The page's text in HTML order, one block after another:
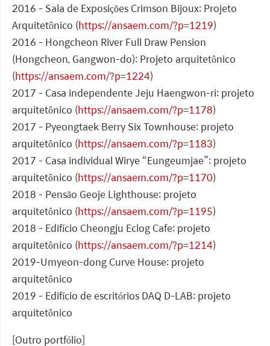
2016 - Sala de Exposições Crimson Bijoux: Projeto
Arquitetônico (https://ansaem.com/?p=1219)
2016 - Hongcheon River Full Draw Pension
(Hongcheon, Gangwon-do): Projeto arquitetônico
(https://ansaem.com/?p=1224)
2017 - Casa independente Jeju Haengwon-ri: projeto
arquitetônico (https://ansaem.com/?p=1178)
2017 - Pyeongtaek Berry Six Townhouse: projeto
arquitetônico (https://ansaem.com/?p=1183)
2017 - Casa individual Wirye “Eungeumjae”: projeto
arquitetônico (https://ansaem.com/?p=1170)
2018 - Pensão Geoje Lighthouse: projeto
arquitetônico (https://ansaem.com/?p=1195)
2018 - Edifício Cheongju Eclog Cafe: projeto
arquitetônico (https://ansaem.com/?p=1214)
2019-Umyeon-dong Curve House: projeto
arquitetônico
2019 - Edifício de escritórios DAQ D-LAB: projeto
arquitetônico
[Outro portfólio]